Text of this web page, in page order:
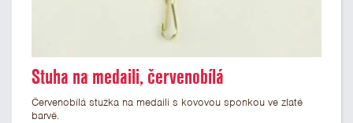
Stuha na medaili, červenobílá
Červenobílá stužka na medaili s kovovou sponkou ve zlaté
barvě.